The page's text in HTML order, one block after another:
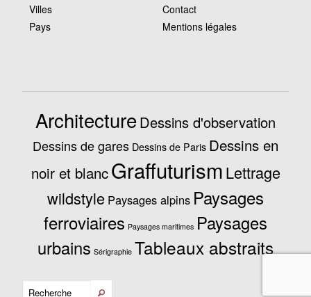
Villes
Pays
Contact
Mentions légales
ArchitectureDessins d'observation
Dessins de gares Dessins de Paris Dessins en
noir et blancGraffuturismLettrage
wildstyle Paysages alpins Paysages
ferroviaires Paysages maritimes Paysages
urbains Sérigraphie Tableaux abstraits